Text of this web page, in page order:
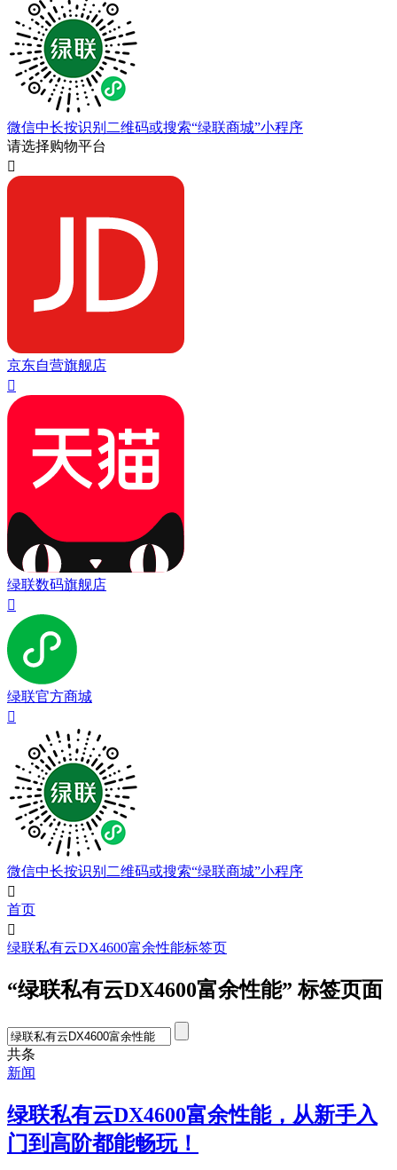
微信中长按识别二维码或搜索“绿联商城”小程序
请选择购物平台

京东自营旗舰店

绿联数码旗舰店

绿联官方商城

微信中长按识别二维码或搜索“绿联商城”小程序

首页

绿联私有云DX4600富余性能标签页
“绿联私有云DX4600富余性能” 标签页面
共条
新闻
绿联私有云DX4600富余性能，从新手入
门到高阶都能畅玩！